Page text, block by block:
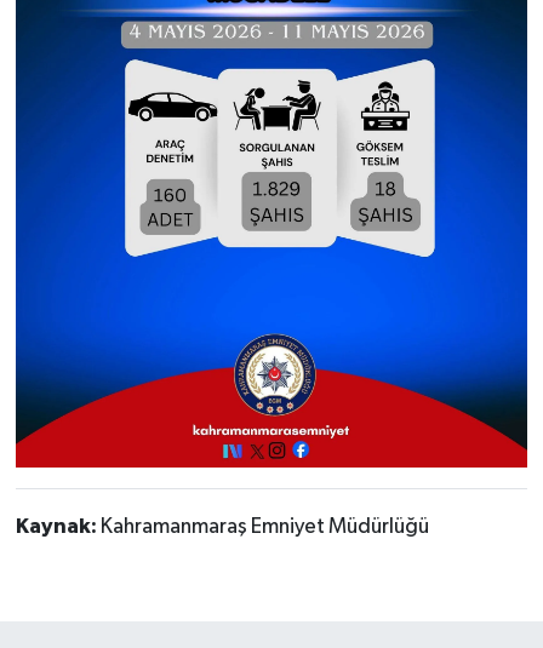
Kaynak: Kahramanmaraş Emniyet Müdürlüğü